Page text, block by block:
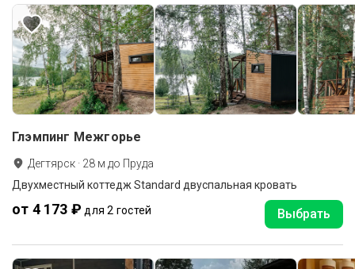
Глэмпинг Межгорье
Дегтярск · 28 м до Пруда
Двухместный коттедж Standard двуспальная кровать
от 4 173 ₽ для 2 гостей Выбрать